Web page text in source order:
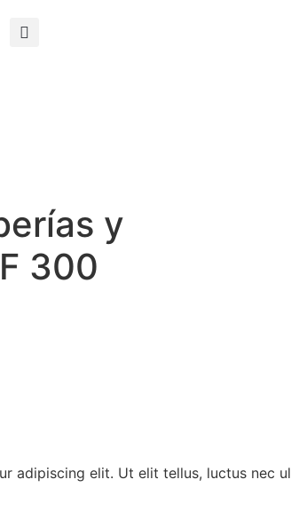
y
300
adipiscing elit. Ut elit tellus, luctus nec